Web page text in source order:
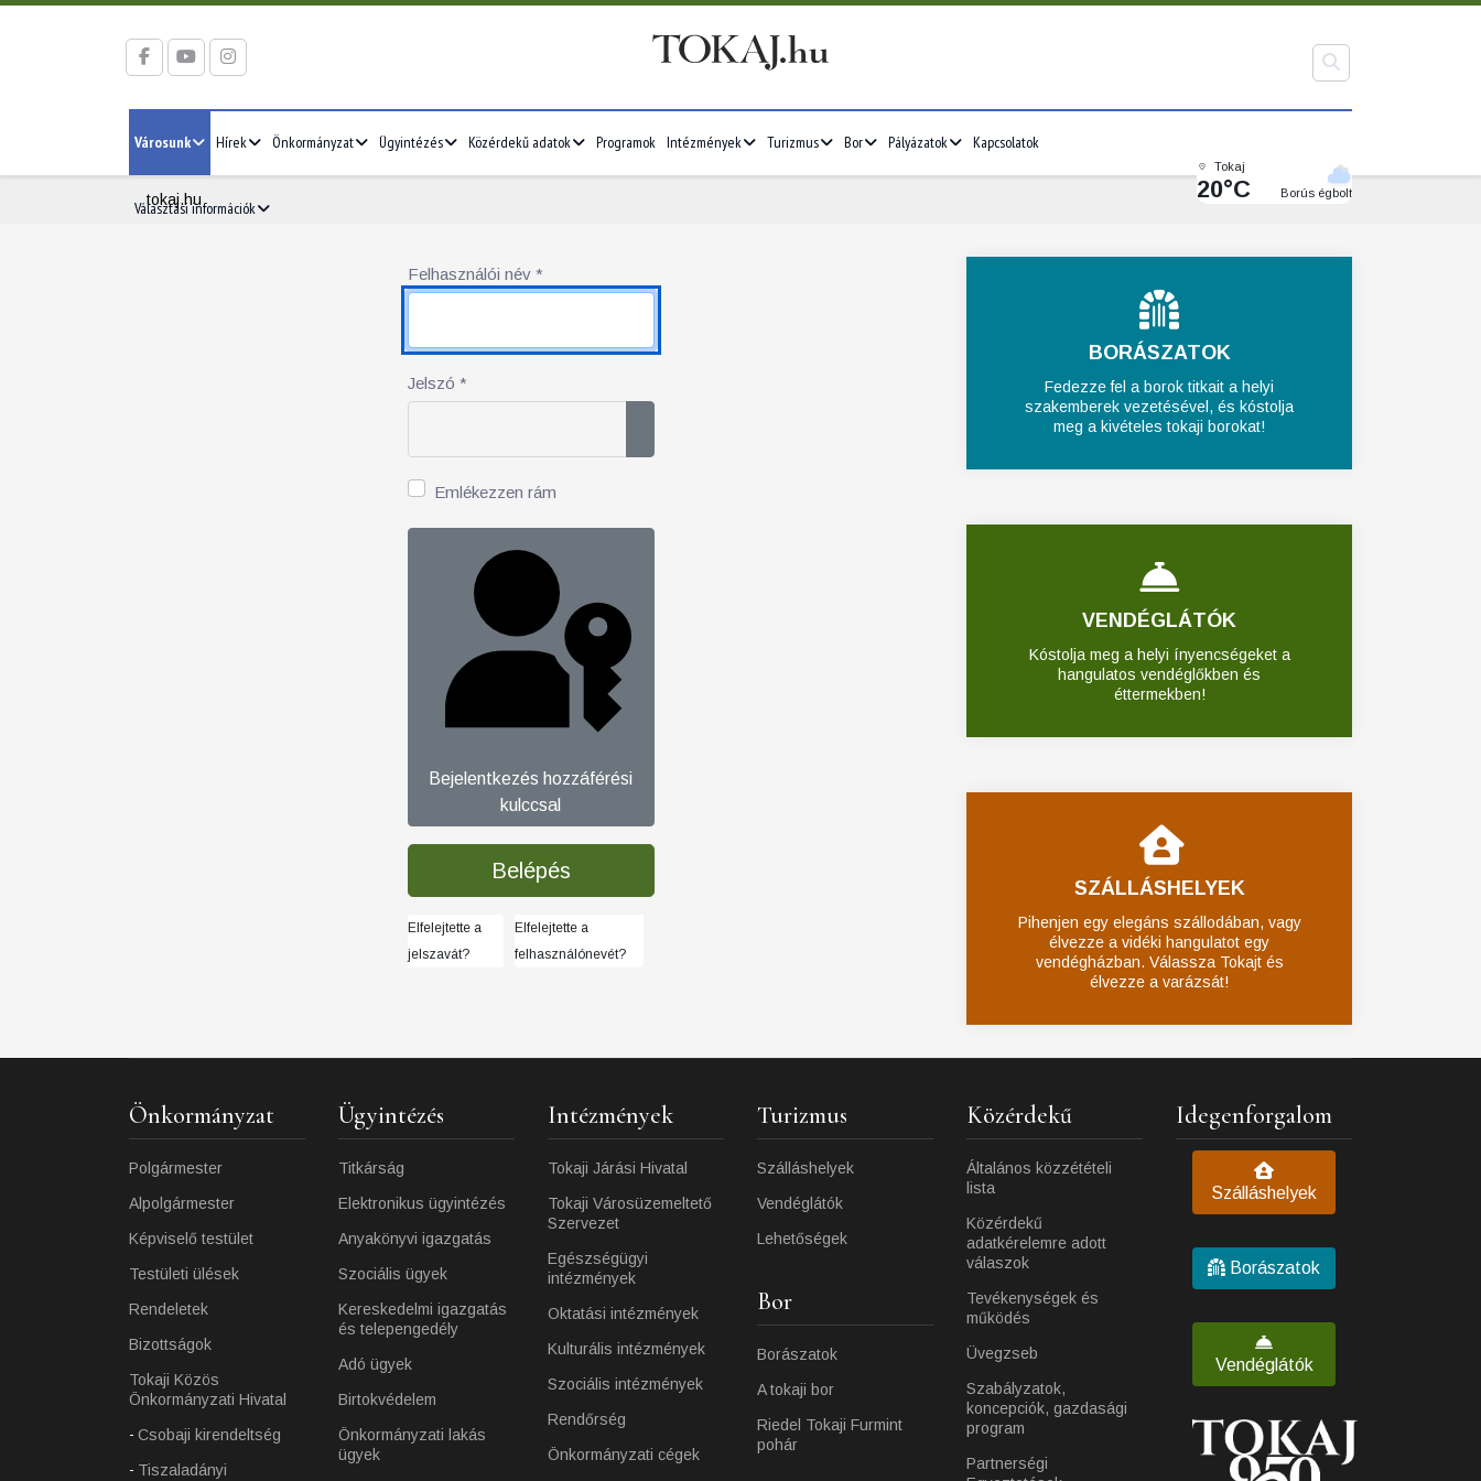
Városunk Hírek Önkormányzat Ügyintézés Közérdekű adatok Programok Intézmények Turizmus Bor Pályázatok Kapcsolatok
Választási információk
Tokaj
20°C Borús égbolt
tokaj.hu
Felhasználói név *
Jelszó *
Emlékezzen rám
Bejelentkezés hozzáférési
kulccsal
Belépés
Elfelejtette a
jelszavát?
Elfelejtette a
felhasználónevét?
BORÁSZATOK
Fedezze fel a borok titkait a helyi
szakemberek vezetésével, és kóstolja
meg a kivételes tokaji borokat!
VENDÉGLÁTÓK
Kóstolja meg a helyi ínyencségeket a
hangulatos vendéglőkben és
éttermekben!
SZÁLLÁSHELYEK
Pihenjen egy elegáns szállodában, vagy
élvezze a vidéki hangulatot egy
vendégházban. Válassza Tokajt és
élvezze a varázsát!
Önkormányzat
Polgármester
Alpolgármester
Képviselő testület
Testületi ülések
Rendeletek
Bizottságok
Tokaji Közös
Önkormányzati Hivatal
Csobaji kirendeltség
Tiszaladányi
Ügyintézés
Titkárság
Elektronikus ügyintézés
Anyakönyvi igazgatás
Szociális ügyek
Kereskedelmi igazgatás
és telepengedély
Adó ügyek
Birtokvédelem
Önkormányzati lakás
ügyek
Intézmények
Tokaji Járási Hivatal
Tokaji Városüzemeltető
Szervezet
Egészségügyi
intézmények
Oktatási intézmények
Kulturális intézmények
Szociális intézmények
Rendőrség
Önkormányzati cégek
Turizmus
Szálláshelyek
Vendéglátók
Lehetőségek
Bor
Borászatok
A tokaji bor
Riedel Tokaji Furmint
pohár
Közérdekű
Általános közzétételi
lista
Közérdekű
adatkérelemre adott
válaszok
Tevékenységek és
működés
Üvegzseb
Szabályzatok,
koncepciók, gazdasági
program
Partnerségi
Idegenforgalom
Szálláshelyek
Borászatok
Vendéglátók